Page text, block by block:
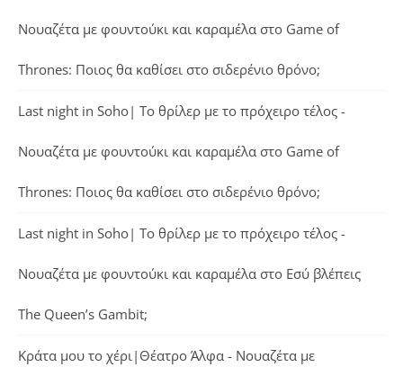
Νουαζέτα με φουντούκι και καραμέλα στο Game of
Thrones: Ποιος θα καθίσει στο σιδερένιο θρόνο;
Last night in Soho| Το θρίλερ με το πρόχειρο τέλος -
Νουαζέτα με φουντούκι και καραμέλα στο Game of
Thrones: Ποιος θα καθίσει στο σιδερένιο θρόνο;
Last night in Soho| Το θρίλερ με το πρόχειρο τέλος -
Νουαζέτα με φουντούκι και καραμέλα στο Εσύ βλέπεις
The Queen’s Gambit;
Κράτα μου το χέρι|Θέατρο Άλφα - Νουαζέτα με